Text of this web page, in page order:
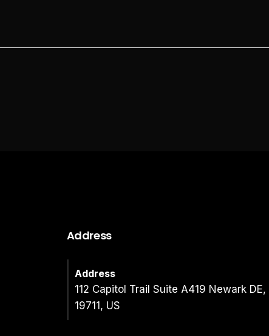
Address
Address
112 Capitol Trail Suite A419 Newark DE,
19711, US